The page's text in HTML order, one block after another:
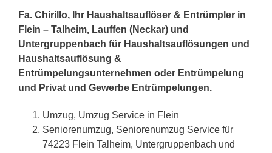
Fa. Chirillo, Ihr Haushaltsauflöser & Entrümpler in
Flein – Talheim, Lauffen (Neckar) und
Untergruppenbach für Haushaltsauflösungen und
Haushaltsauflösung &
Entrümpelungsunternehmen oder Entrümpelung
und Privat und Gewerbe Entrümpelungen.
Umzug, Umzug Service in Flein
Seniorenumzug, Seniorenumzug Service für
74223 Flein Talheim, Untergruppenbach und